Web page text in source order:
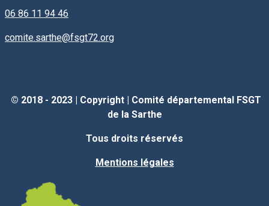
06 86 11 94 46
comite.sarthe@fsgt72.org
© 2018 - 2023 | Copyright| Comité départemental FSGT
de la Sarthe
Tous droits réservés
Mentions légales